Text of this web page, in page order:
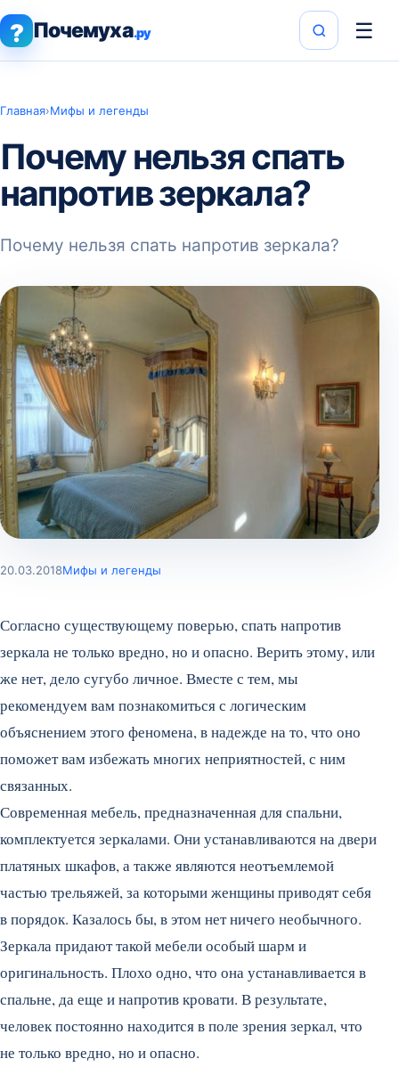
? Почемуха.ру ☰
Главная›Мифы и легенды
Почему нельзя спать
напротив зеркала?
Почему нельзя спать напротив зеркала?
20.03.2018Мифы и легенды
Согласно существующему поверью, спать напротив
зеркала не только вредно, но и опасно. Верить этому, или
же нет, дело сугубо личное. Вместе с тем, мы
рекомендуем вам познакомиться с логическим
объяснением этого феномена, в надежде на то, что оно
поможет вам избежать многих неприятностей, с ним
связанных.
Современная мебель, предназначенная для спальни,
комплектуется зеркалами. Они устанавливаются на двери
платяных шкафов, а также являются неотъемлемой
частью трельяжей, за которыми женщины приводят себя
в порядок. Казалось бы, в этом нет ничего необычного.
Зеркала придают такой мебели особый шарм и
оригинальность. Плохо одно, что она устанавливается в
спальне, да еще и напротив кровати. В результате,
человек постоянно находится в поле зрения зеркал, что
не только вредно, но и опасно.